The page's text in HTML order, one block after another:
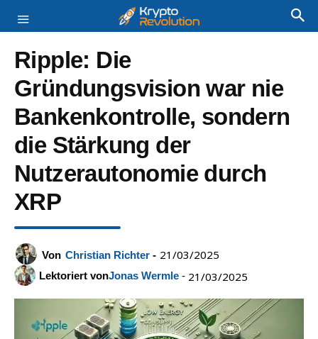
Ripple: Die
Gründungsvision war nie
Bankenkontrolle, sondern
die Stärkung der
Nutzerautonomie durch
XRP
Von Christian Richter - 21/03/2025
Lektoriert vonJonas Wermle - 21/03/2025